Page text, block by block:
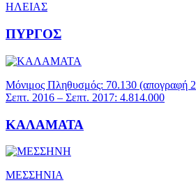
ΗΛΕΙΑΣ
ΠΥΡΓΟΣ
Μόνιμος Πληθυσμός: 70.130 (απογραφή
Σεπτ. 2016 – Σεπτ. 2017: 4.814.000
ΚΑΛΑΜΑΤΑ
ΜΕΣΣΗΝΙΑ